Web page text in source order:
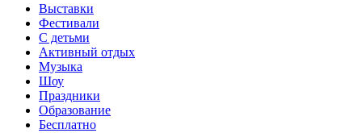
Выставки
Фестивали
С детьми
Активный отдых
Музыка
Шоу
Праздники
Образование
Бесплатно